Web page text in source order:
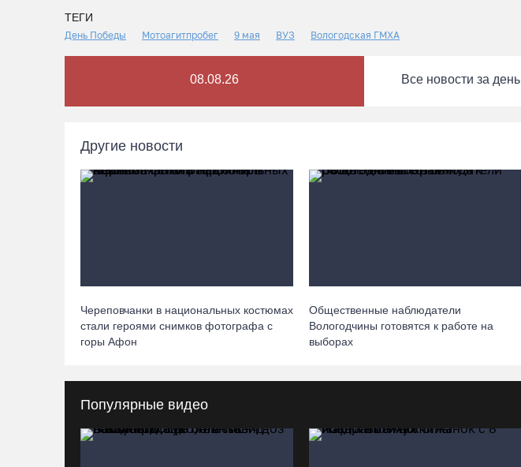
ТЕГИ
День Победы Мотоагитпробег 9 мая ВУЗ Вологодская ГМХА
08.08.26 Все новости за день
Другие новости
Череповчанки в национальных костюмах
стали героями снимков фотографа с
горы Афон
Общественные наблюдатели
Вологодчины готовятся к работе на
выборах
Популярные видео